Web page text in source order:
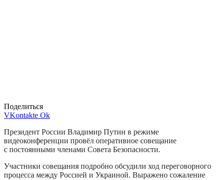
Поделиться
VKontakte Ok
Президент России Владимир Путин в режиме
видеоконференции провёл оперативное совещание
с постоянными членами Совета Безопасности.
Участники совещания подробно обсудили ход переговорного
процесса между Россией и Украиной. Выражено сожаление